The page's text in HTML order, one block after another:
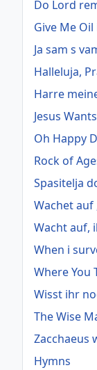
Do Lord
Give Me
Ja sam s
Halleluja,
Harre
Jesus
Oh Happy
Rock of
Spasitelja
Wachet
Wacht auf,
When i
Where You
Wisst ihr
The Wise
Zacchaeus
Hymns